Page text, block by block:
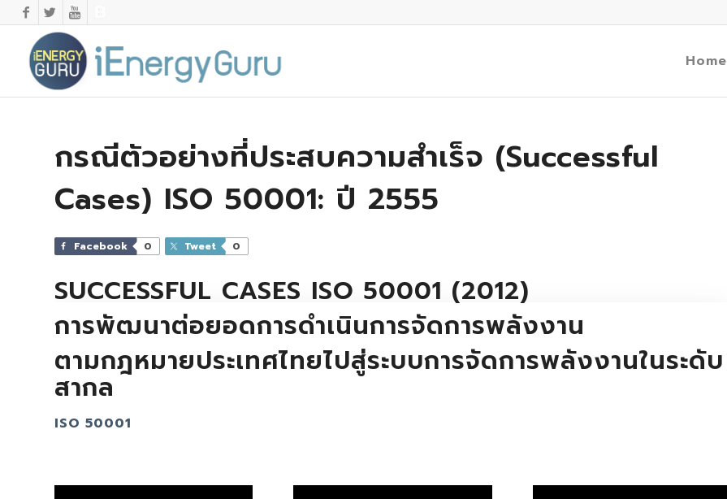
Home
กรณีตัวอย่างที่ประสบความสำเร็จ (Successful
Cases) ISO 50001: ปี 2555
Facebook 0 Tweet 0
SUCCESSFUL CASES ISO 50001 (2012)
การพัฒนาต่อยอดการดำเนินการจัดการพลังงาน
ตามกฎหมายประเทศไทยไปสู่ระบบการจัดการพลังงานในระดับ
สากล
ISO 50001